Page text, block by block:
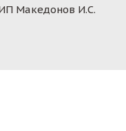
Македонов И.С.